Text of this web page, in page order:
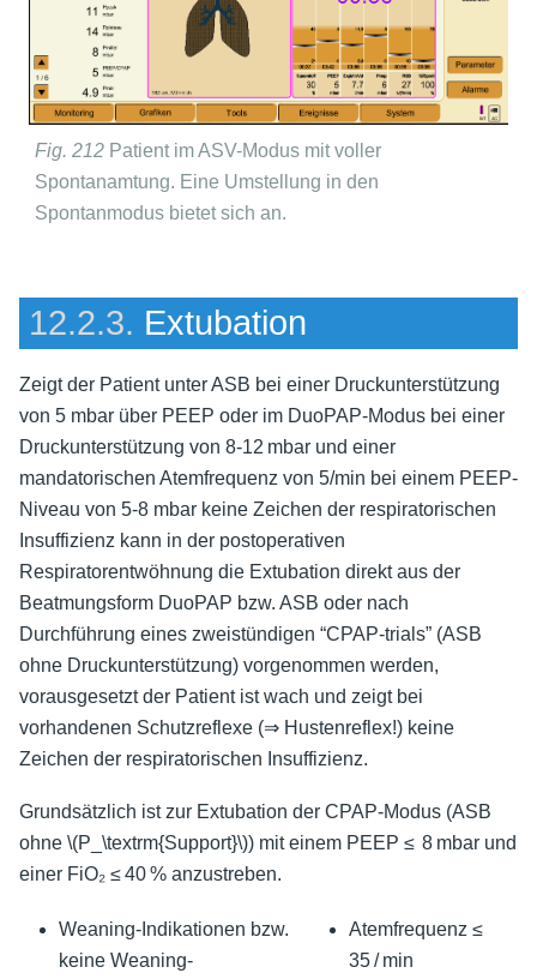
Fig. 212 Patient im ASV-Modus mit voller
Spontanamtung. Eine Umstellung in den
Spontanmodus bietet sich an.
12.2.3. Extubation
Zeigt der Patient unter ASB bei einer Druckunterstützung
von 5 mbar über PEEP oder im DuoPAP-Modus bei einer
Druckunterstützung von 8-12 mbar und einer
mandatorischen Atemfrequenz von 5/min bei einem PEEP-
Niveau von 5-8 mbar keine Zeichen der respiratorischen
Insuffizienz kann in der postoperativen
Respiratorentwöhnung die Extubation direkt aus der
Beatmungsform DuoPAP bzw. ASB oder nach
Durchführung eines zweistündigen “CPAP-trials” (ASB
ohne Druckunterstützung) vorgenommen werden,
vorausgesetzt der Patient ist wach und zeigt bei
vorhandenen Schutzreflexe (⇒ Hustenreflex!) keine
Zeichen der respiratorischen Insuffizienz.
Grundsätzlich ist zur Extubation der CPAP-Modus (ASB
ohne \(P_\textrm{Support}\)) mit einem PEEP ≤ 8 mbar und
einer FiO₂ ≤ 40 % anzustreben.
Weaning-Indikationen bzw.
keine Weaning-
Atemfrequenz ≤
35 / min